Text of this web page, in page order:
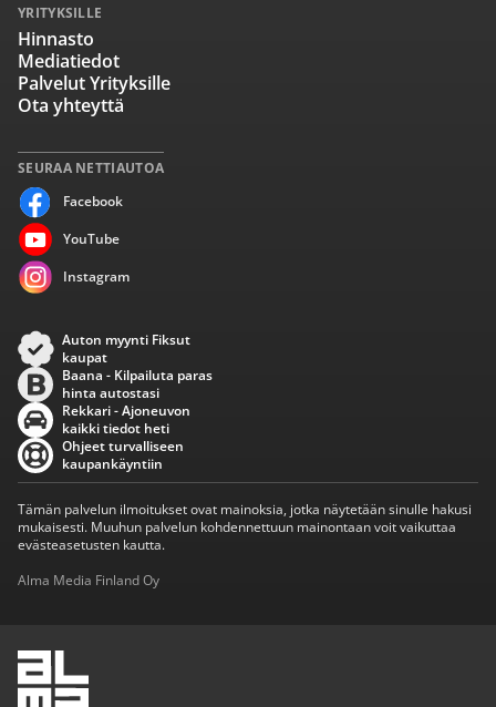
SEURAA NETTIAUTOA
Facebook
YouTube
Instagram
YRITYKSILLE
Hinnasto
Mediatiedot
Palvelut Yrityksille
Ota yhteyttä
Auton myynti Fiksut
kaupat
Baana - Kilpailuta paras
hinta autostasi
Rekkari - Ajoneuvon
kaikki tiedot heti
Ohjeet turvalliseen
kaupankäyntiin
Tämän palvelun ilmoitukset ovat mainoksia, jotka näytetään sinulle hakusi
mukaisesti. Muuhun palvelun kohdennettuun mainontaan voit vaikuttaa
evästeasetusten kautta.
Alma Media Finland Oy